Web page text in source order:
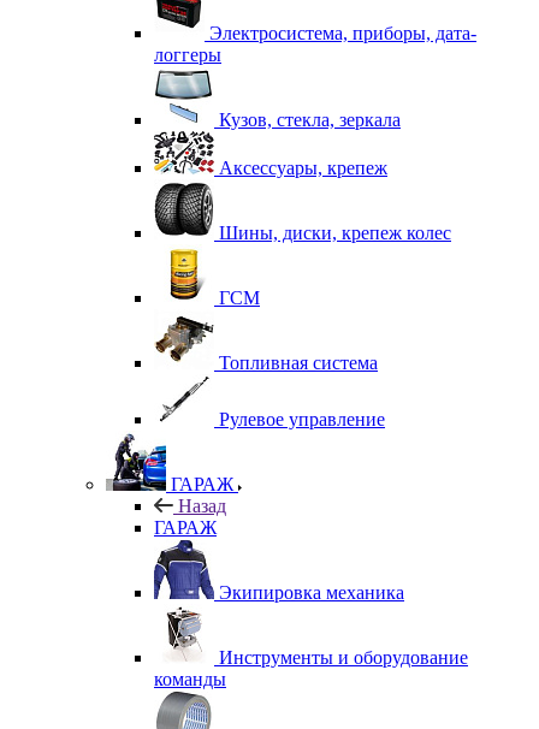
Электросистема, приборы, дата-
логгеры
Кузов, стекла, зеркала
Аксессуары, крепеж
Шины, диски, крепеж колес
ГСМ
Топливная система
Рулевое управление
ГАРАЖ
Назад
ГАРАЖ
Экипировка механика
Инструменты и оборудование
команды